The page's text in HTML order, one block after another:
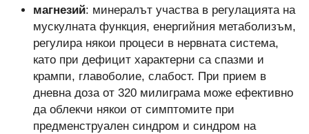
магнезий: минералът участва в регулацията на
мускулната функция, енергийния метаболизъм,
регулира някои процеси в нервната система,
като при дефицит характерни са спазми и
крампи, главоболие, слабост. При прием в
дневна доза от 320 милиграма може ефективно
да облекчи някои от симптомите при
предменструален синдром и синдром на